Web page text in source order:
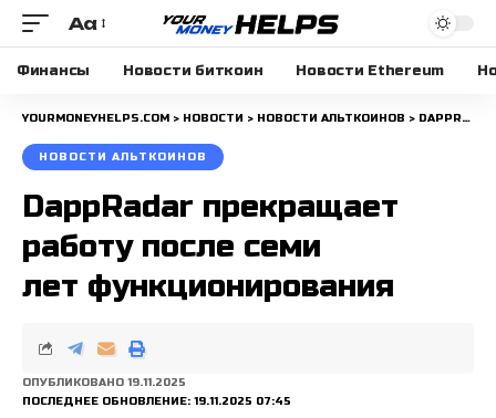
Размера
шрифта
Aa
Финансы Новости биткоин Новости Ethereum
YOURMONEYHELPS.COM > НОВОСТИ > НОВОСТИ АЛЬТКОИНОВ > DAPPRADAR ПРЕКРАЩАЕТ РАБОТУ ПОСЛЕ СЕМИ ЛЕТ ФУНКЦИОНИРОВАНИЯ
НОВОСТИ АЛЬТКОИНОВ
DappRadar прекращает
работу после семи
лет функционирования
ПОСЛЕДНЕЕ ОБНОВЛЕНИЕ: 19.11.2025 07:45
ОПУБЛИКОВАНО 19.11.2025